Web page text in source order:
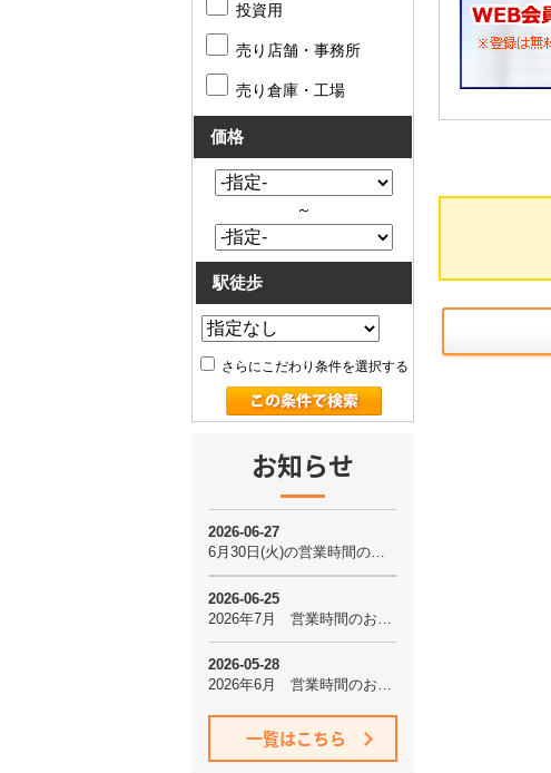
投資用
売り店舗・事務所
売り倉庫・工場
価格
～
駅徒歩
さらにこだわり条件を選択する
お知らせ
一覧はこちら